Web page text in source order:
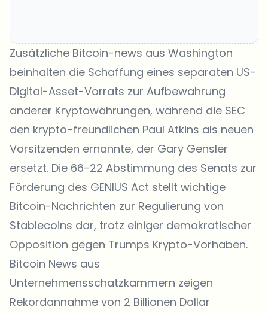
Zusätzliche Bitcoin-news aus Washington
beinhalten die Schaffung eines separaten US-
Digital-Asset-Vorrats zur Aufbewahrung
anderer Kryptowährungen, während die SEC
den krypto-freundlichen Paul Atkins als neuen
Vorsitzenden ernannte, der Gary Gensler
ersetzt. Die 66-22 Abstimmung des Senats zur
Förderung des GENIUS Act stellt wichtige
Bitcoin-Nachrichten zur Regulierung von
Stablecoins dar, trotz einiger demokratischer
Opposition gegen Trumps Krypto-Vorhaben.
Bitcoin News aus
Unternehmensschatzkammern zeigen
Rekordannahme von 2 Billionen Dollar